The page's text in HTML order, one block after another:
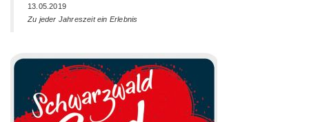
13.05.2019
Zu jeder Jahreszeit ein Erlebnis